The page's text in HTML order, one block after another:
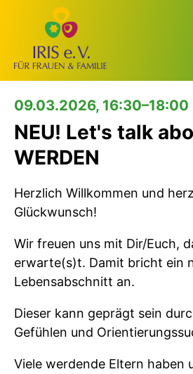
09.03.2026, 16:30–18:00
NEU! Let's talk
WERDEN
Herzlich Willkommen und
Glückwunsch!
Wir freuen uns mit Dir/Euch,
erwarte(s)t. Damit bricht ein
Lebensabschnitt an.
Dieser kann geprägt sein
Gefühlen und
Viele werdende Eltern haben